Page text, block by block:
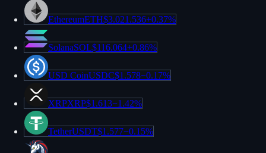
EthereumETH$3.021.536+0.37%
SolanaSOL$116.064+0.86%
USD CoinUSDC$1.578−0.17%
XRPXRP$1.613−1.42%
TetherUSDT$1.577−0.15%